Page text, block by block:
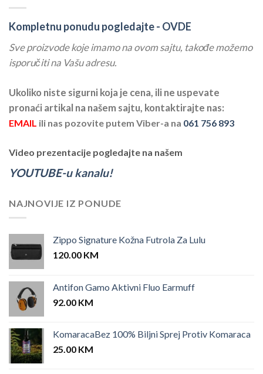
Kompletnu ponudu pogledajte - OVDE
Sve proizvode koje imamo na ovom sajtu, takođe možemo
isporučiti na Vašu adresu.
Ukoliko niste sigurni koja je cena, ili ne uspevate
pronaći artikal na našem sajtu, kontaktirajte nas:
EMAIL ili nas pozovite putem Viber-a na 061 756 893
Video prezentacije pogledajte na našem
YOUTUBE-u kanalu!
NAJNOVIJE IZ PONUDE
Zippo Signature Kožna Futrola Za Lulu
120.00 KM
Antifon Gamo Aktivni Fluo Earmuff
92.00 KM
KomaracaBez 100% Biljni Sprej Protiv Komaraca
25.00 KM